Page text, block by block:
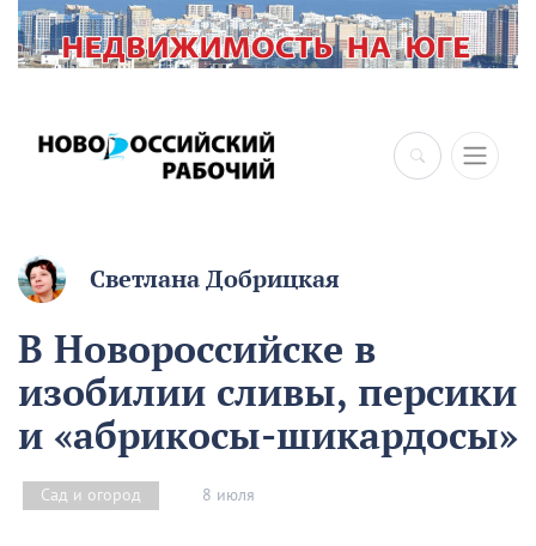
×
Светлана Добрицкая
В Новороссийске в
изобилии сливы, персики
и «абрикосы-шикардосы»
Сад и огород 8 июля